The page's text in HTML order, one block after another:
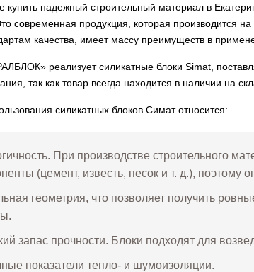
купить надежный строительный материал в
современная продукция, которая производится
качества, имеет массу преимуществ в
реализует силикатные блоки Simat,
так как товар всегда находится в наличии на
силикатных блоков Симат относится:
При производстве строительного
(цемент, известь, песок и т. д.), поэтому
геометрия, что позволяет получить
запас прочности. Блоки подходят для
показатели тепло- и шумоизоляции.